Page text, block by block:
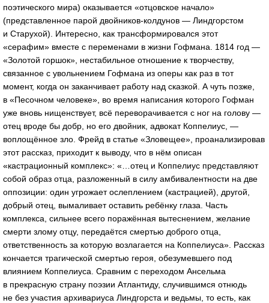
поэтического мира) оказывается «отцовское начало»
(представленное парой двойников-колдунов — Линдгорстом
и Старухой). Интересно, как трансформировался этот
«серафим» вместе с переменами в жизни Гофмана. 1814 год —
«Золотой горшок», нестабильное отношение к творчеству,
связанное с увольнением Гофмана из оперы как раз в тот
момент, когда он заканчивает работу над сказкой. А чуть позже,
в «Песочном человеке», во время написания которого Гофман
уже вновь нищенствует, всё переворачивается с ног на голову —
отец вроде бы добр, но его двойник, адвокат Коппелиус, —
воплощённое зло. Фрейд в статье «Зловещее», проанализировав
этот рассказ, приходит к выводу, что в нём описан
«кастрационный комплекс»: «…отец и Коппелиус представляют
собой образ отца, разложенный в силу амбивалентности на две
оппозиции: один угрожает ослеплением (кастрацией), другой,
добрый отец, вымаливает оставить ребёнку глаза. Часть
комплекса, сильнее всего поражённая вытеснением, желание
смерти злому отцу, передаётся смертью доброго отца,
ответственность за которую возлагается на Коппелиуса». Рассказ
кончается трагической смертью героя, обезумевшего под
влиянием Коппелиуса. Сравним с переходом Ансельма
в прекрасную страну поэзии Атлантиду, случившимся отнюдь
не без участия архивариуса Линдгорста и ведьмы, то есть, как